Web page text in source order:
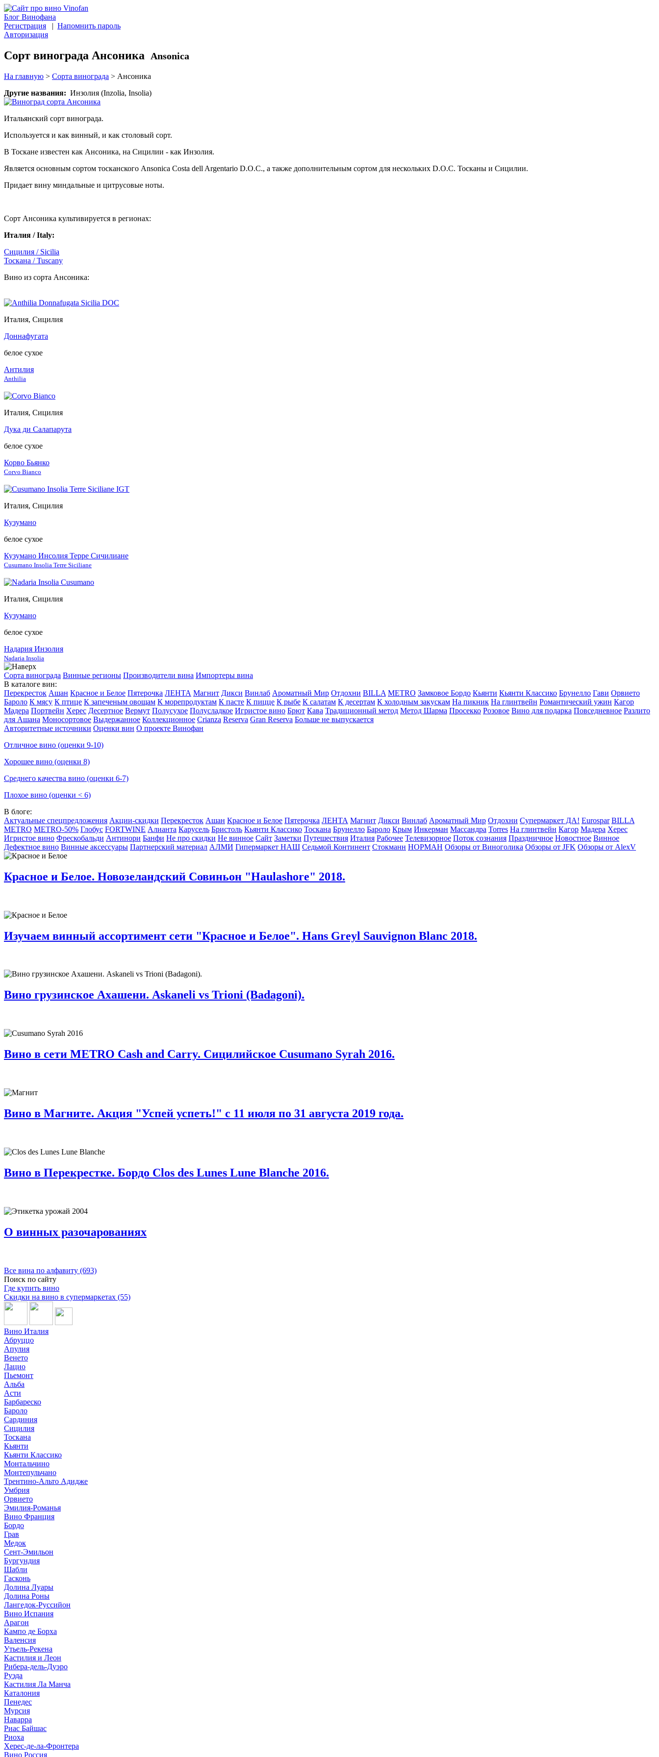
Блог Винофана
Регистрация | Напомнить пароль
Авторизация
Сорт винограда Ансоника Ansonica
На главную > Сорта винограда > Ансоника
Другие названия: Инзолия (Inzolia, Insolia)
Итальянский сорт винограда.
Используется и как винный, и как столовый сорт.
В Тоскане известен как Ансоника, на Сицилии - как Инзолия.
Является основным сортом тосканского Ansonica Costa dell Argentario D.O.C., а также дополнительным сортом для нескольких D.O.C. Тосканы и Сицилии.
Придает вину миндальные и цитрусовые ноты.
Сорт Ансоника культивируется в регионах:
Италия / Italy:
Сицилия / Sicilia
Тоскана / Tuscany
Вино из сорта Ансоника:
Италия, Сицилия
Доннафугата
белое сухое
Антилия
Anthilia
Италия, Сицилия
Дука ди Салапарута
белое сухое
Корво Бьянко
Corvo Bianco
Италия, Сицилия
Кузумано
белое сухое
Кузумано Инсолия Терре Сичилиане
Cusumano Insolia Terre Siciliane
Италия, Сицилия
Кузумано
белое сухое
Надария Инзолия
Nadaria Insolia
Сорта винограда Винные регионы Производители вина Импортеры вина
В каталоге вин:
Перекресток Ашан Красное и Белое Пятерочка ЛЕНТА Магнит Дикси Винлаб Ароматный Мир Отдохни BILLA METRO Замковое Бордо Кьянти Кьянти Классико Брунелло Гави Орвието
Бароло К мясу К птице К запеченым овощам К морепродуктам К пасте К пицце К рыбе К салатам К десертам К холодным закускам На пикник На глинтвейн Романтический ужин Кагор
Мадера Портвейн Херес Десертное Вермут Полусухое Полусладкое Игристое вино Брют Кава Традиционный метод Метод Шарма Просекко Розовое Вино для подарка Повседневное Разлито
для Ашана Моносортовое Выдержанное Коллекционное Crianza Reserva Gran Reserva Больше не выпускается
Авторитетные источники Оценки вин О проекте Винофан
Отличное вино (оценки 9-10)
Хорошее вино (оценки 8)
Среднего качества вино (оценки 6-7)
Плохое вино (оценки < 6)
В блоге:
Актуальные спецпредложения Акции-скидки Перекресток Ашан Красное и Белое Пятерочка ЛЕНТА Магнит Дикси Винлаб Ароматный Мир Отдохни Супермаркет ДА! Eurospar BILLA
METRO METRO-50% Глобус FORTWINE Алианта Карусель Бристоль Кьянти Классико Тоскана Брунелло Бароло Крым Инкерман Массандра Torres На глинтвейн Кагор Мадера Херес
Игристое вино Фрескобальди Антинори Банфи Не про скидки Не винное Сайт Заметки Путешествия Италия Рабочее Телевизорное Поток сознания Праздничное Новостное Винное
Дефектное вино Винные аксессуары Партнерский материал АЛМИ Гипермаркет НАШ Седьмой Континент Стокманн НОРМАН Обзоры от Виноголика Обзоры от JFK Обзоры от AlexV
Красное и Белое. Новозеландский Совиньон "Haulashore" 2018.
Изучаем винный ассортимент сети "Красное и Белое". Hans Greyl Sauvignon Blanc 2018.
Вино грузинское Ахашени. Askaneli vs Trioni (Badagoni).
Вино в сети METRO Cash and Carry. Сицилийское Cusumano Syrah 2016.
Вино в Магните. Акция "Успей успеть!" с 11 июля по 31 августа 2019 года.
Вино в Перекрестке. Бордо Clos des Lunes Lune Blanche 2016.
О винных разочарованиях
Все вина по алфавиту (693)
Поиск по сайту
Где купить вино
Скидки на вино в супермаркетах (55)
Вино Италия
Абруццо
Апулия
Венето
Лацио
Пьемонт
Альба
Асти
Барбареско
Бароло
Сардиния
Сицилия
Тоскана
Кьянти
Кьянти Классико
Монтальчино
Монтепульчано
Трентино-Альто Адидже
Умбрия
Орвието
Эмилия-Романья
Вино Франция
Бордо
Грав
Медок
Сент-Эмильон
Бургундия
Шабли
Гасконь
Долина Луары
Долина Роны
Лангедок-Руссийон
Вино Испания
Арагон
Кампо де Борха
Валенсия
Утьель-Рекена
Кастилия и Леон
Рибера-дель-Дуэро
Руэда
Кастилия Ла Манча
Каталония
Пенедес
Мурсия
Наварра
Риас Байшас
Риоха
Херес-де-ла-Фронтера
Вино Россия